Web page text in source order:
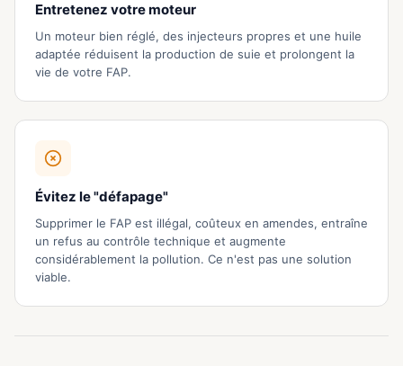
Entretenez votre moteur
Un moteur bien réglé, des injecteurs propres et une huile
adaptée réduisent la production de suie et prolongent la
vie de votre FAP.
Évitez le "défapage"
Supprimer le FAP est illégal, coûteux en amendes, entraîne
un refus au contrôle technique et augmente
considérablement la pollution. Ce n'est pas une solution
viable.